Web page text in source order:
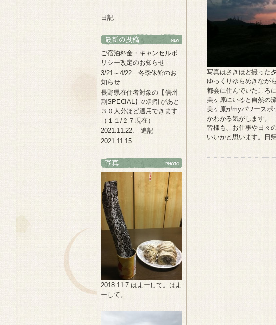
写真はさきほど撮った夕
ゆっくりゆらめきなが
都会に住んでいたころ
美ヶ原にいると自然の
美ヶ原がmyパワースポ
かわかる気がします。
皆様も、お仕事や日々
いいかと思います。日
日記
ご宿泊料金・キャンセルポ
リシー改定のお知らせ
3/21～4/22 冬季休館のお
知らせ
長野県在住者対象の【信州
割SPECIAL】の割引があと
３０人分ほど適用できます
（１１/２７現在）
2021.11.22. 追記
2021.11.15.
2018.11.7 はよーして。はよ
ーして。